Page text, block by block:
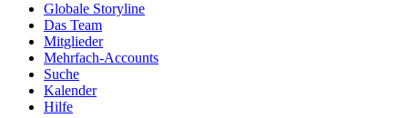
Globale Storyline
Das Team
Mitglieder
Mehrfach-Accounts
Suche
Kalender
Hilfe